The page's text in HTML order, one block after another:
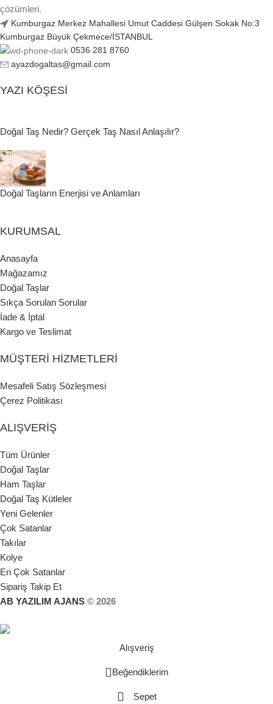
çözümleri.
Kumburgaz Merkez Mahallesi Umut Caddesi Gülşen Sokak No:3
Kumburgaz Büyük Çekmece/İSTANBUL
0536 281 8760
ayazdogaltas@gmail.com
YAZI KÖŞESI
Doğal Taş Nedir? Gerçek Taş Nasıl Anlaşılır?
Doğal Taşların Enerjisi ve Anlamları
KURUMSAL
Anasayfa
Mağazamız
Doğal Taşlar
Sıkça Sorulan Sorular
İade & İptal
Kargo ve Teslimat
MÜŞTERI HIZMETLERI
Mesafeli Satış Sözleşmesi
Çerez Politikası
ALIŞVERIŞ
Tüm Ürünler
Doğal Taşlar
Ham Taşlar
Doğal Taş Kütleler
Yeni Gelenler
Çok Satanlar
Takılar
Kolye
En Çok Satanlar
Sipariş Takip Et
AB YAZILIM AJANS © 2026
Alışveriş
Beğendiklerim
Sepet